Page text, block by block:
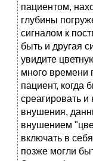
пациентом,
глубины
сигналом к
быть и другая
увидите
много времени
пациент, когда
среагировать и
внушения,
внушением
включать в
позже могли